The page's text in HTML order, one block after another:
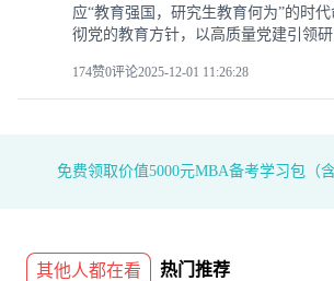
应“教育强国，研究生教育何为”的时
彻党的教育方针，以高质量党建引领
174赞0评论2025-12-01 11:26:28
免费领取价值5000元MBA备考学习包（
其他人都在看 热门推荐